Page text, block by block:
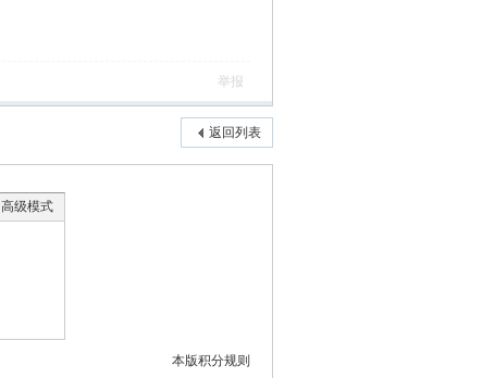
举报
返回列表
高级模式
本版积分规则